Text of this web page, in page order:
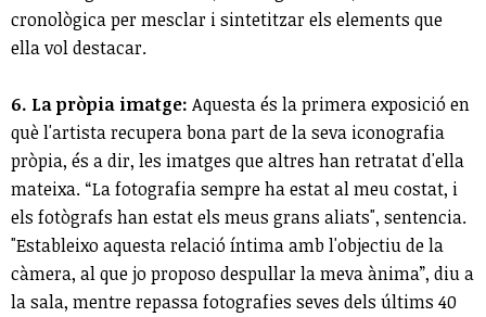
cronològica per mesclar i sintetitzar els elements que
ella vol destacar.
6. La pròpia imatge: Aquesta és la primera exposició en
què l'artista recupera bona part de la seva iconografia
pròpia, és a dir, les imatges que altres han retratat d'ella
mateixa. “La fotografia sempre ha estat al meu costat, i
els fotògrafs han estat els meus grans aliats", sentencia.
"Estableixo aquesta relació íntima amb l'objectiu de la
càmera, al que jo proposo despullar la meva ànima”, diu a
la sala, mentre repassa fotografies seves dels últims 40